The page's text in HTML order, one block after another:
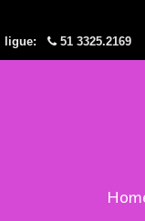
ligue: 51 3325.2169